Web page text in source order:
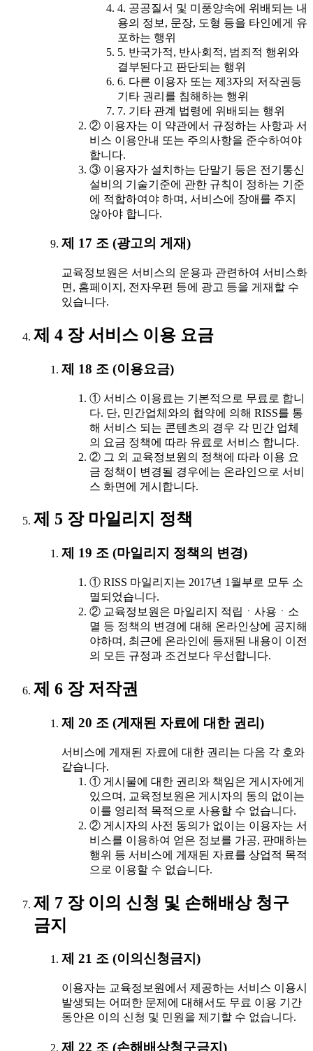
4. 공공질서 및 미풍양속에 위배되는 내
용의 정보, 문장, 도형 등을 타인에게 유
포하는 행위
5. 반국가적, 반사회적, 범죄적 행위와
결부된다고 판단되는 행위
6. 다른 이용자 또는 제3자의 저작권등
기타 권리를 침해하는 행위
7. 기타 관계 법령에 위배되는 행위
② 이용자는 이 약관에서 규정하는 사항과 서
비스 이용안내 또는 주의사항을 준수하여야
합니다.
③ 이용자가 설치하는 단말기 등은 전기통신
설비의 기술기준에 관한 규칙이 정하는 기준
에 적합하여야 하며, 서비스에 장애를 주지
않아야 합니다.
제 17 조 (광고의 게재)
교육정보원은 서비스의 운용과 관련하여 서비스화
면, 홈페이지, 전자우편 등에 광고 등을 게재할 수
있습니다.
제 4 장 서비스 이용 요금
제 18 조 (이용요금)
① 서비스 이용료는 기본적으로 무료로 합니
다. 단, 민간업체와의 협약에 의해 RISS를 통
해 서비스 되는 콘텐츠의 경우 각 민간 업체
의 요금 정책에 따라 유료로 서비스 합니다.
② 그 외 교육정보원의 정책에 따라 이용 요
금 정책이 변경될 경우에는 온라인으로 서비
스 화면에 게시합니다.
제 5 장 마일리지 정책
제 19 조 (마일리지 정책의 변경)
① RISS 마일리지는 2017년 1월부로 모두 소
멸되었습니다.
② 교육정보원은 마일리지 적립ㆍ사용ㆍ소
멸 등 정책의 변경에 대해 온라인상에 공지해
야하며, 최근에 온라인에 등재된 내용이 이전
의 모든 규정과 조건보다 우선합니다.
제 6 장 저작권
제 20 조 (게재된 자료에 대한 권리)
서비스에 게재된 자료에 대한 권리는 다음 각 호와
같습니다.
① 게시물에 대한 권리와 책임은 게시자에게
있으며, 교육정보원은 게시자의 동의 없이는
이를 영리적 목적으로 사용할 수 없습니다.
② 게시자의 사전 동의가 없이는 이용자는 서
비스를 이용하여 얻은 정보를 가공, 판매하는
행위 등 서비스에 게재된 자료를 상업적 목적
으로 이용할 수 없습니다.
제 7 장 이의 신청 및 손해배상 청구
금지
제 21 조 (이의신청금지)
이용자는 교육정보원에서 제공하는 서비스 이용시
발생되는 어떠한 문제에 대해서도 무료 이용 기간
동안은 이의 신청 및 민원을 제기할 수 없습니다.
제 22 조 (손해배상청구금지)